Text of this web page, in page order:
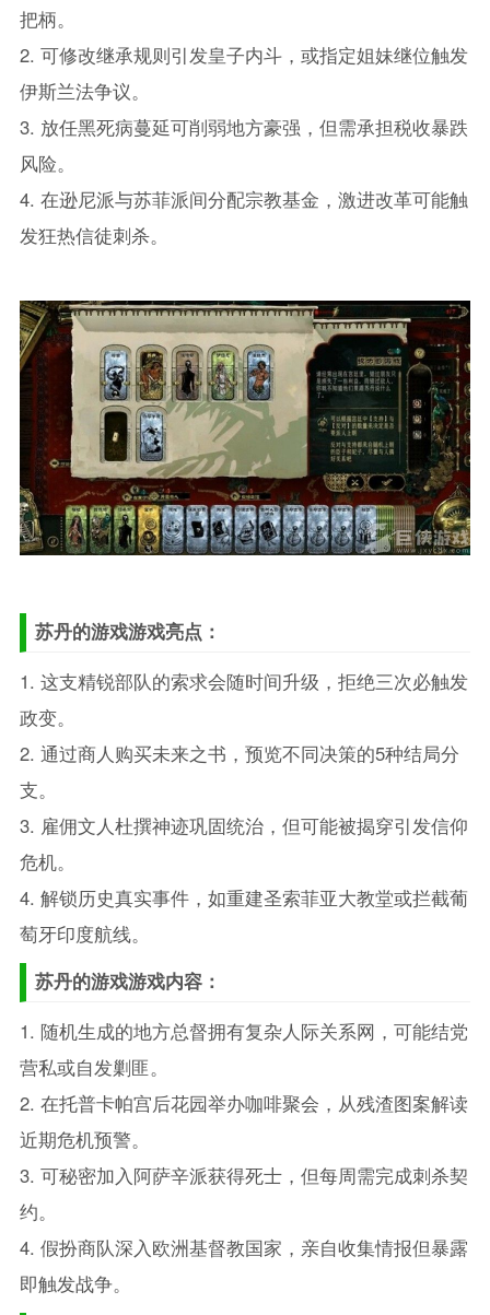
把柄。
2. 可修改继承规则引发皇子内斗，或指定姐妹继位触发
伊斯兰法争议。
3. 放任黑死病蔓延可削弱地方豪强，但需承担税收暴跌
风险。
4. 在逊尼派与苏菲派间分配宗教基金，激进改革可能触
发狂热信徒刺杀。
苏丹的游戏游戏亮点：
1. 这支精锐部队的索求会随时间升级，拒绝三次必触发
政变。
2. 通过商人购买未来之书，预览不同决策的5种结局分
支。
3. 雇佣文人杜撰神迹巩固统治，但可能被揭穿引发信仰
危机。
4. 解锁历史真实事件，如重建圣索菲亚大教堂或拦截葡
萄牙印度航线。
苏丹的游戏游戏内容：
1. 随机生成的地方总督拥有复杂人际关系网，可能结党
营私或自发剿匪。
2. 在托普卡帕宫后花园举办咖啡聚会，从残渣图案解读
近期危机预警。
3. 可秘密加入阿萨辛派获得死士，但每周需完成刺杀契
约。
4. 假扮商队深入欧洲基督教国家，亲自收集情报但暴露
即触发战争。